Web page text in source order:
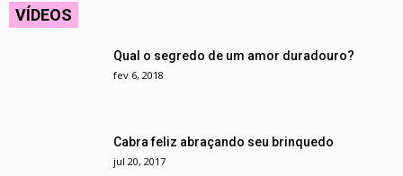
VÍDEOS
Qual o segredo de um amor duradouro?
fev 6, 2018
Cabra feliz abraçando seu brinquedo
jul 20, 2017